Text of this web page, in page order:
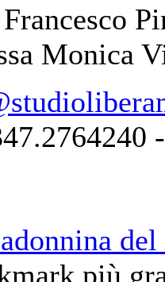
Monica
del